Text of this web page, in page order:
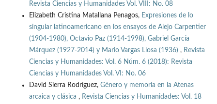
Revista Ciencias y Humanidades Vol. VIII: No. 08
Elizabeth Cristina Matallana Penagos, Expresiones de lo
singular latinoamericano en los ensayos de Alejo Carpentier
(1904-1980), Octavio Paz (1914-1998), Gabriel García
Márquez (1927-2014) y Mario Vargas Llosa (1936) , Revista
Ciencias y Humanidades: Vol. 6 Núm. 6 (2018): Revista
Ciencias y Humanidades Vol. VI: No. 06
David Sierra Rodríguez, Género y memoria en la Atenas
arcaica y clásica , Revista Ciencias y Humanidades: Vol. 18